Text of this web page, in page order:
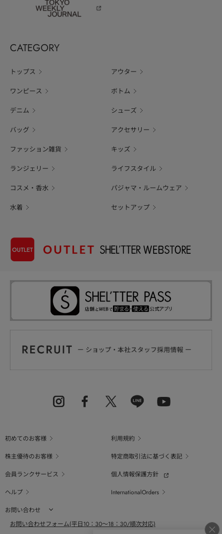
CATEGORY
トップス アウター
ワンピース ボトム
デニム シューズ
バッグ アクセサリー
ファッション雑貨 キッズ
ランジェリー ライフスタイル
コスメ・香水 パジャマ・ルームウェア
水着 セットアップ
初めてのお客様
利用規約
株主優待のお客様
特定商取引法に基づく表記
会員ランクサービス
個人情報保護方針
ヘルプ
InternationalOrders
お問い合わせ
お問い合わせフォーム(平日10：30～18：30/順次対応)